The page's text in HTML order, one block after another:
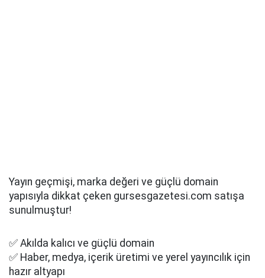
Yayın geçmişi, marka değeri ve güçlü domain
yapısıyla dikkat çeken gursesgazetesi.com satışa
sunulmuştur!
✅ Akılda kalıcı ve güçlü domain
✅ Haber, medya, içerik üretimi ve yerel yayıncılık için
hazır altyapı